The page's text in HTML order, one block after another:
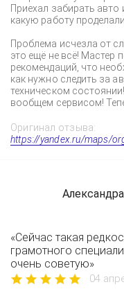
Приехал забирать авто
какую работу
Проблема исчезла от
это ещё не всё! Мастер
рекомендаций, что
как нужно следить за
техническом
вообщем сервисом!
Оригинал отзыва:
https://yandex.ru/maps/
«Сейчас такая
грамотного
очень советую»
04